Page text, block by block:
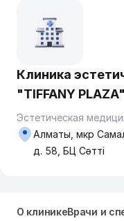
Клиника
"TIFFANY PLAZA"
Эстетическая
Алматы, мкр
д. 58, БЦ Сәтті
О клиникеВрачи и